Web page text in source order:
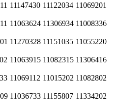
11147430 11122034 11069201
11063624 11306934 11008336
11270328 11151035 11055220
11063915 11082315 11306416
11069112 11015202 11082802
11036733 11155807 11334202